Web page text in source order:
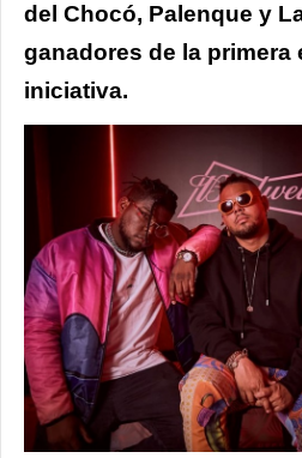
del Chocó, Palenque y
ganadores de la primera
iniciativa.